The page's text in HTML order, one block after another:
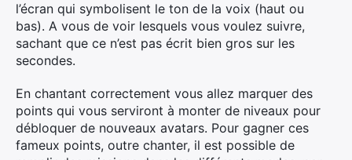
l’écran qui symbolisent le ton de la voix (haut ou
bas). A vous de voir lesquels vous voulez suivre,
sachant que ce n’est pas écrit bien gros sur les
secondes.
En chantant correctement vous allez marquer des
points qui vous serviront à monter de niveaux pour
débloquer de nouveaux avatars. Pour gagner ces
fameux points, outre chanter, il est possible de